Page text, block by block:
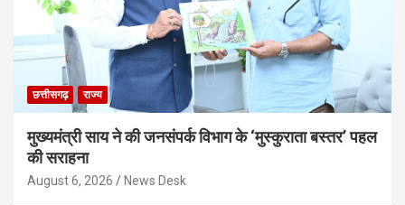
छत्तीसगढ़ राज्य
मुख्यमंत्री साय ने की जनसंपर्क विभाग के ‘मुस्कुराता बस्तर’ पहल
की सराहना
August 6, 2026 News Desk